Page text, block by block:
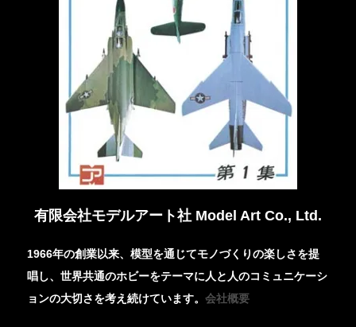
有限会社モデルアート社 Model Art Co., Ltd.
1966年の創業以来、模型を通じてモノづくりの楽しさを提
唱し、世界共通のホビーをテーマに人と人のコミュニケーシ
ョンの大切さを考え続けています。会社概要